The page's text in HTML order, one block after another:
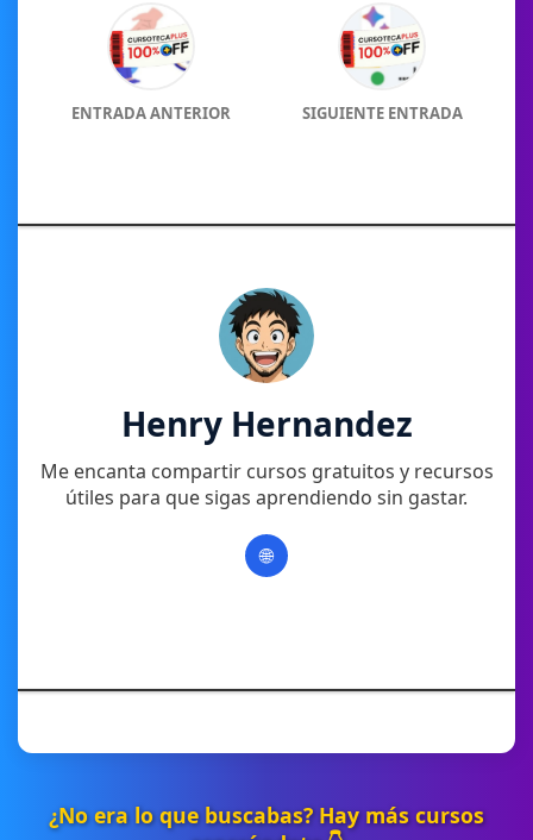
ENTRADA ANTERIOR SIGUIENTE ENTRADA
Henry Hernandez
Me encanta compartir cursos gratuitos y recursos
útiles para que sigas aprendiendo sin gastar.
🌐
¿No era lo que buscabas? Hay más cursos